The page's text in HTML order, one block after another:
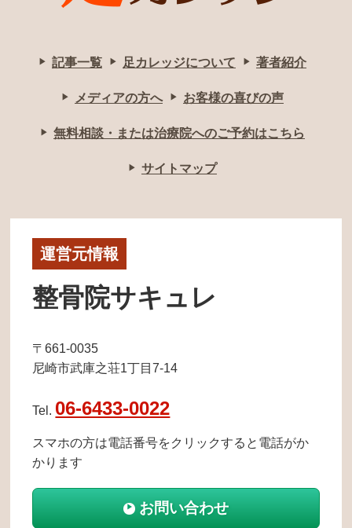
記事一覧 足カレッジについて 著者紹介
メディアの方へ お客様の喜びの声
無料相談・または治療院へのご予約はこちら
サイトマップ
運営元情報
整骨院サキュレ
〒661-0035
尼崎市武庫之荘1丁目7-14
Tel. 06-6433-0022
スマホの方は電話番号をクリックすると電話がか
かります
お問い合わせ